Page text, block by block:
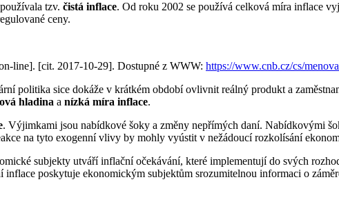
tzv. čistá inflace. Od roku 2002 se používá celková míra inflace
ceny.
line]. [cit. 2017-10-29]. Dostupné z WWW: https://www.cnb.cz/cs/
politika sice dokáže v krátkém období ovlivnit reálný produkt a
hladina a nízká míra inflace.
. Výjimkami jsou nabídkové šoky a změny nepřímých daní. Nabídkovými
na tyto exogenní vlivy by mohly vyústit v nežádoucí rozkolísání
subjekty utváří inflační očekávání, které implementují do svých
poskytuje ekonomickým subjektům srozumitelnou informaci o